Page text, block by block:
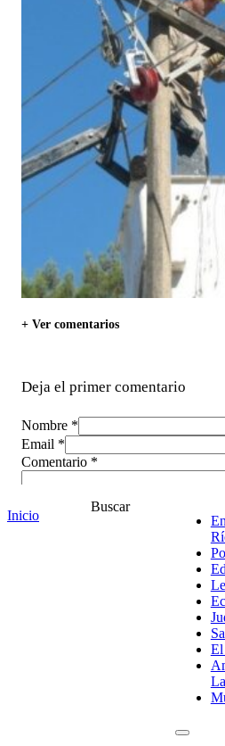
+ Ver comentarios
Deja el primer comentario
Nombre *
Email *
Comentario *
Inicio
Buscar
El
¡Ponete en